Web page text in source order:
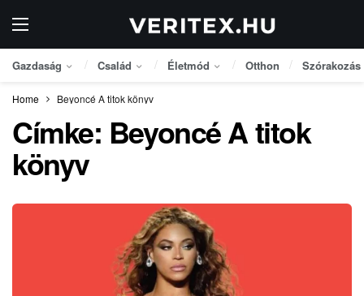
Gazdaság Család Életmód Otthon Szórakozás
Home Beyoncé A titok könyv
Címke: Beyoncé A titok
könyv